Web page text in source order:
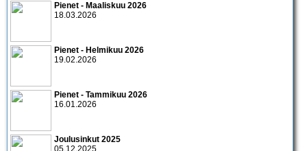
Pienet - Maaliskuu 2026
18.03.2026
Pienet - Helmikuu 2026
19.02.2026
Pienet - Tammikuu 2026
16.01.2026
Joulusinkut 2025